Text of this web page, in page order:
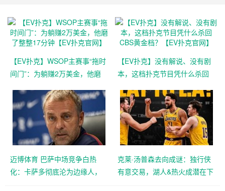
【EV扑克】WSOP主赛事“拖时
间门”：为躺赚2万美金，他磨
【EV扑克】没有解说、没有剧
本，这档扑克节目凭什么杀回
迈博体育 巴萨中场竞争白热
化：卡萨多彻底沦为边缘人，
克莱·汤普森去向成谜：独行侠
有意交易，湖人&热火成潜在下